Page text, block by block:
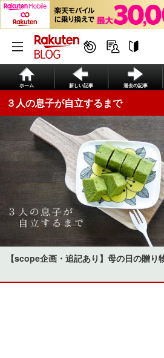
ホーム 新しい記事 過去の記事
３人の息子が自立するまで
【scope企画・追記あり】母の日の贈